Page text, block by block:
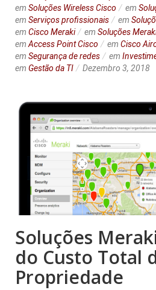
em Soluções Wireless Cisco em
em Serviços profissionais em
em Cisco Meraki em Soluções
emAccess Point Cisco em Cisco
em Segurança de redes em
em Gestão da TI Dezembro 3, 2018
Soluções
do Custo Total
Propriedade